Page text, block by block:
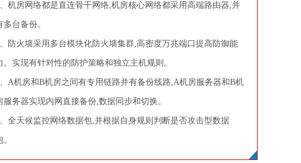
机房网络都是直连骨干网络,机房核心网络都采用高端路由器,并
多台备份。
防火墙采用多台模块化防火墙集群,高密度万兆端口提高防御能
。实现有针对性的防护策略和独立主机规则。
A机房和B机房之间有专用链路并有备份线路,A机房服务器和B机
服务器实现内网直接备份,数据同步和切换。
全天候监控网络数据包,并根据自身规则判断是否攻击型数据